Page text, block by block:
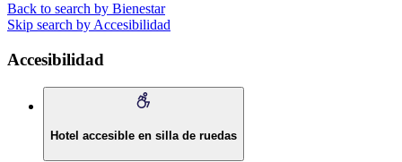
Back to search by Bienestar
Skip search by Accesibilidad
Accesibilidad
Hotel accesible en silla de ruedas